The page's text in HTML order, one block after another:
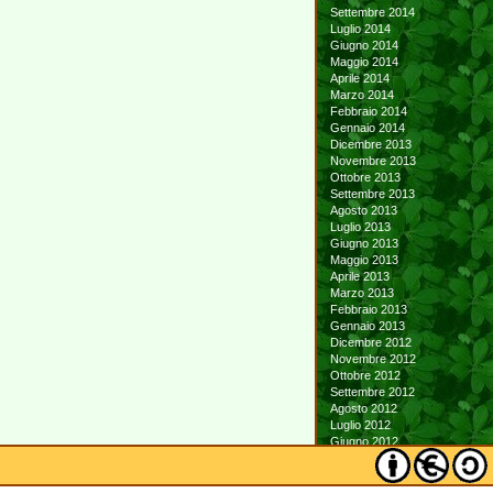
Settembre 2014
Luglio 2014
Giugno 2014
Maggio 2014
Aprile 2014
Marzo 2014
Febbraio 2014
Gennaio 2014
Dicembre 2013
Novembre 2013
Ottobre 2013
Settembre 2013
Agosto 2013
Luglio 2013
Giugno 2013
Maggio 2013
Aprile 2013
Marzo 2013
Febbraio 2013
Gennaio 2013
Dicembre 2012
Novembre 2012
Ottobre 2012
Settembre 2012
Agosto 2012
Luglio 2012
Giugno 2012
Maggio 2012
Aprile 2012